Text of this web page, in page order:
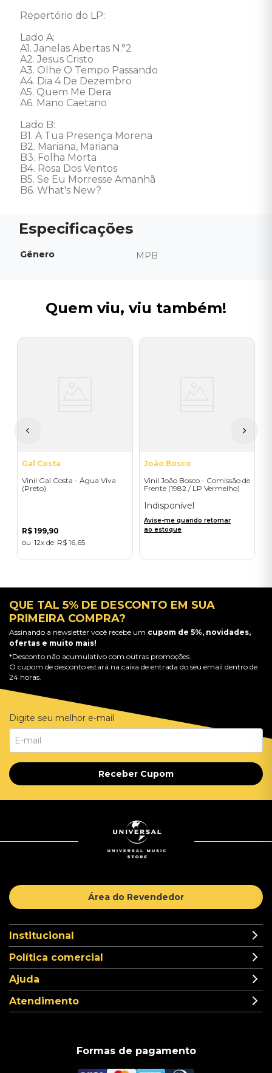
Repertório do LP:
Lado A:
A1. Janelas Abertas N.°2
A2. Jesus Cristo
A3. Olhe O Tempo Passando
A4. Dia 4 De Dezembro
A5. Quem Me Dera
A6. Mano Caetano
Lado B:
B1. A Tua Presença Morena
B2. Mariana, Mariana
B3. Folha Morta
B4. Rosa Dos Ventos
B5. Se Eu Morresse Amanhã
B6. What's New?
Gênero MPB
Quem viu, viu também!
Gal Costa
Vinil Gal Costa - Água Viva
(Preto)
R$ 199,90
12
R$ 16 65
João Bosco
Vinil João Bosco - Comissão de
Frente (1982 / LP Vermelho)
Indisponível
Avise-me quando retornar
ao estoque
QUE TAL 5% DE DESCONTO EM SUA
PRIMEIRA COMPRA?
Assinando a newsletter você recebe um cupom de 5%, novidades,
ofertas e muito mais!
*Desconto não acumulativo com outras promoções.
O cupom de desconto estará na caixa de entrada do seu email dentro de
24 horas.
Digite seu melhor e-mail
Receber Cupom
Área do Revendedor
Institucional
Política comercial
Ajuda
Atendimento
Formas de pagamento